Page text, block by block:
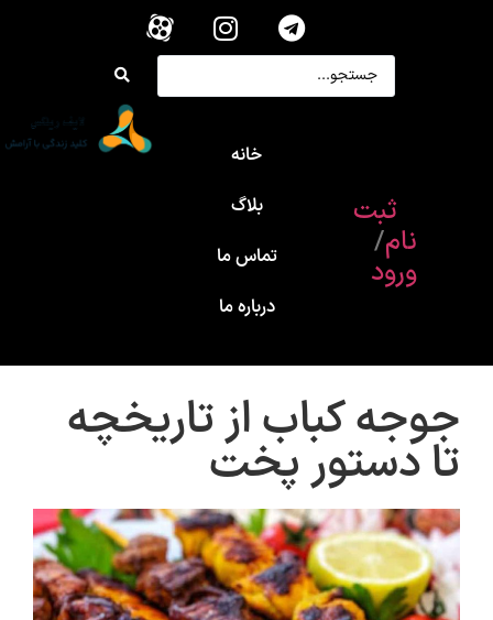
ثبت
نام/
ورود
خانه
بلاگ
تماس ما
درباره ما
جوجه کباب از تاریخچه
تا دستور پخت